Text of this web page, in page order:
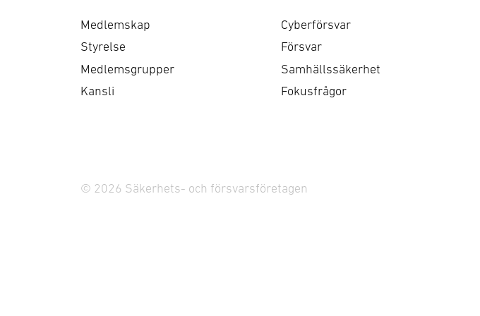
Medlemskap
Styrelse
Medlemsgrupper
Kansli
Cyberförsvar
Försvar
Samhällssäkerhet
Fokusfrågor
© 2026 Säkerhets- och försvarsföretagen